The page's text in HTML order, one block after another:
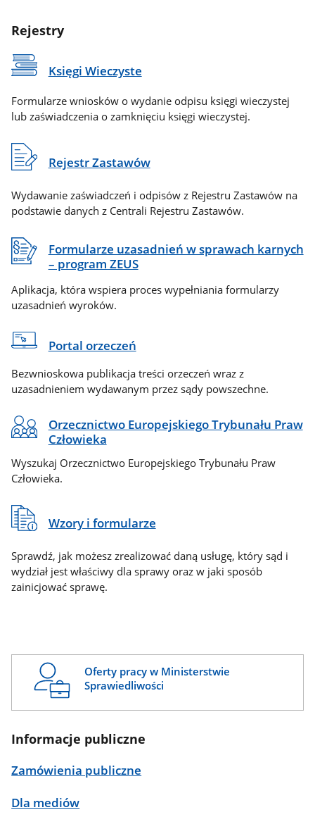
Rejestry
Księgi Wieczyste
Formularze wniosków o wydanie odpisu księgi wieczystej
lub zaświadczenia o zamknięciu księgi wieczystej.
Rejestr Zastawów
Wydawanie zaświadczeń i odpisów z Rejestru Zastawów na
podstawie danych z Centrali Rejestru Zastawów.
Formularze uzasadnień w sprawach karnych
– program ZEUS
Aplikacja, która wspiera proces wypełniania formularzy
uzasadnień wyroków.
Portal orzeczeń
Bezwnioskowa publikacja treści orzeczeń wraz z
uzasadnieniem wydawanym przez sądy powszechne.
Orzecznictwo Europejskiego Trybunału Praw
Człowieka
Wyszukaj Orzecznictwo Europejskiego Trybunału Praw
Człowieka.
Wzory i formularze
Sprawdź, jak możesz zrealizować daną usługę, który sąd i
wydział jest właściwy dla sprawy oraz w jaki sposób
zainicjować sprawę.
Oferty pracy w Ministerstwie
Sprawiedliwości
Informacje publiczne
Zamówienia publiczne
Dla mediów